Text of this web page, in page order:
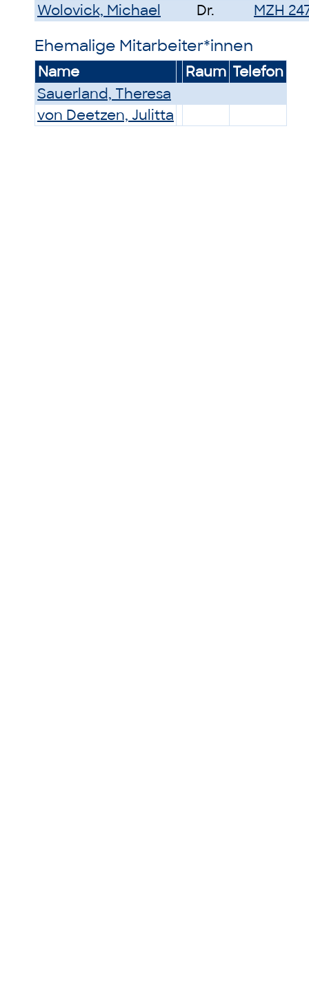
Wolovick, Michael
Dr. MZH
Ehemalige Mitarbeiter*innen
Name Raum Telefon
Sauerland, Theresa
von Deetzen, Julitta